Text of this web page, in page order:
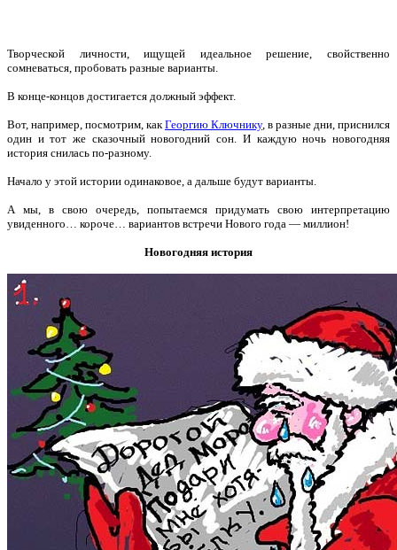
Творческой личности, ищущей идеальное решение, свойственно
сомневаться, пробовать разные варианты.
В конце-концов достигается должный эффект.
Вот, например, посмотрим, как Георгию Ключнику, в разные дни, приснился
один и тот же сказочный новогодний сон. И каждую ночь новогодняя
история снилась по-разному.
Начало у этой истории одинаковое, а дальше будут варианты.
А мы, в свою очередь, попытаемся придумать свою интерпретацию
увиденного… короче… вариантов встречи Нового года — миллион!
Новогодняя история